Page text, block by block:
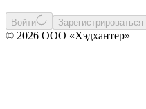
Войти Зарегистрироваться
© 2026 ООО «Хэдхантер»